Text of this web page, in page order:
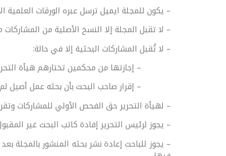
– يكون للمجلة ايميل ترسل عبره الورقات العلمية
– لا تقبل المجلة إلا النسخ الأصلية من
– لا تُقبل المشاركات البحثية إلا في حالة:
– إجازتها من محكمين تختارهم هيأة
– إقرار صاحب البحث بأن بحثه عمل أصيل لم
– لهيأة التحرير حق الفحص الأولي للمشاركات
– يجوز لرئيس التحرير إفادة كاتب البحث غير
– يجوز للباحث إعادة نشر بحثه المنشور